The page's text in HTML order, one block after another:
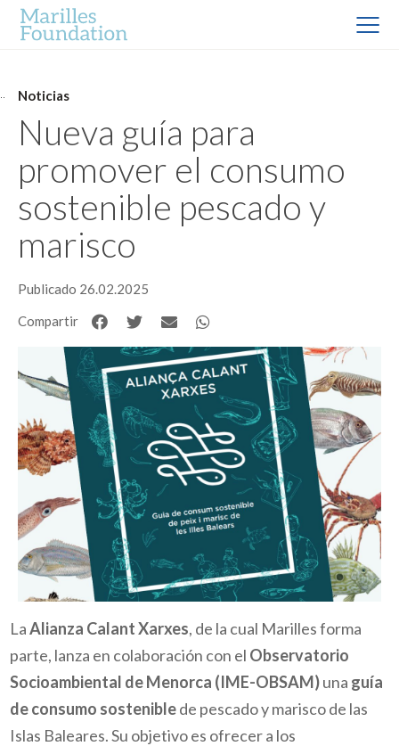
Noticias
Nueva guía para
promover el consumo
sostenible pescado y
marisco
Publicado 26.02.2025
Compartir
LaAlianza Calant Xarxes, de la cual Marilles forma
parte, lanza en colaboración con el Observatorio
Socioambiental de Menorca (IME-OBSAM)una guía
de consumo sosteniblede pescado y marisco de las
Islas Baleares. Su objetivo es ofrecer a los